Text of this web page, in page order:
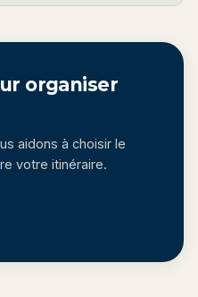
organiser
aidons à choisir le
votre itinéraire.